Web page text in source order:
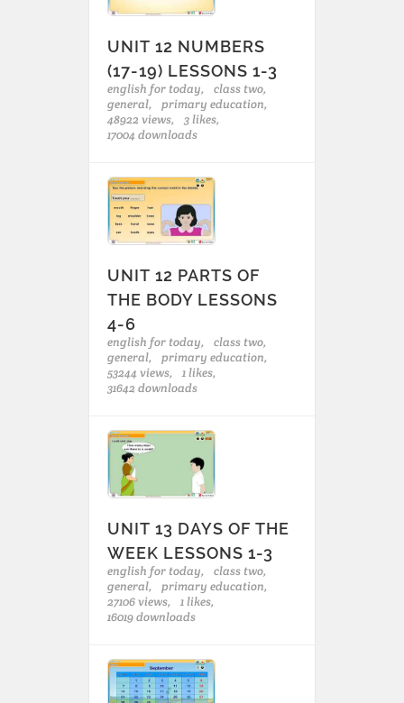
UNIT 12 NUMBERS
(17-19) LESSONS 1-3
english for today,
class two,
general,
primary education,
48922 views,
3 likes,
17004 downloads
UNIT 12 PARTS OF
THE BODY LESSONS
4-6
english for today,
class two,
general,
primary education,
53244 views,
1 likes,
31642 downloads
UNIT 13 DAYS OF THE
WEEK LESSONS 1-3
english for today,
class two,
general,
primary education,
27106 views,
1 likes,
16019 downloads